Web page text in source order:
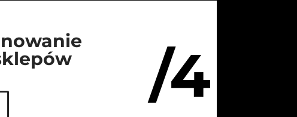
/4